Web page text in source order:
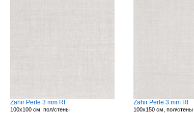
Zahir Perle 3 mm Rt
100x100 см, пол/стены
Zahir Perle 3 mm Rt
100x150 см, пол/стены